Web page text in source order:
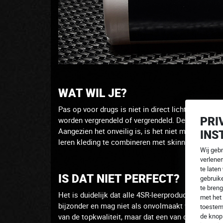
Wij
te laten
te
met het
de knop
WAT WIL JE?
Pas op voor drugs is niet in direct licht. Voor
worden vergrendeld of vergrendeld. De delicate
Aangezien het onveilig is, is het niet mogelijk
leren kleding te combineren met skinny jeans die
IS DAT NIET PERFECT?
Het is duidelijk dat alle 4SR-leerproducten zijn
bijzonder en mag niet als onvolmaakt worden
van de topkwaliteit, maar dat een van de interne